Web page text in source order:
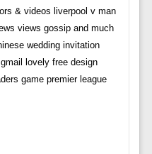
& videos liverpool v man
views gossip and much
wedding invitation
lovely free design
game premier league